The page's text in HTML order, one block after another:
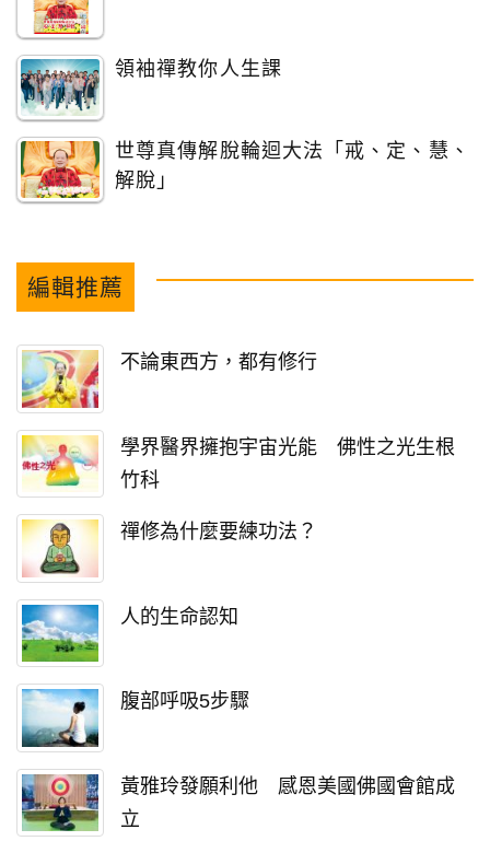
領袖禪教你人生課
世尊真傳解脫輪迴大法「戒、定、慧、
解脫」
編輯推薦
不論東西方，都有修行
學界醫界擁抱宇宙光能 佛性之光生根
竹科
禪修為什麼要練功法？
人的生命認知
腹部呼吸5步驟
黃雅玲發願利他 感恩美國佛國會館成
立